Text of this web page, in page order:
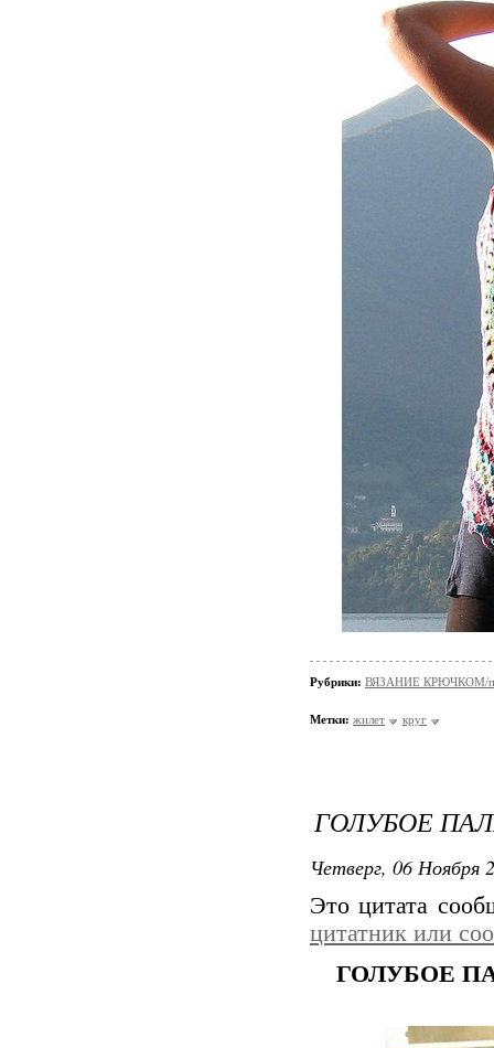
Рубрики: ВЯЗАНИЕ КРЮЧКОМ/
Метки: жилет круг
ГОЛУБОЕ
Четверг, 06 Ноября
Это цитата
цитатник или
ГОЛУБОЕ